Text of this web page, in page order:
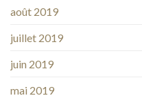
août 2019
juillet 2019
juin 2019
mai 2019